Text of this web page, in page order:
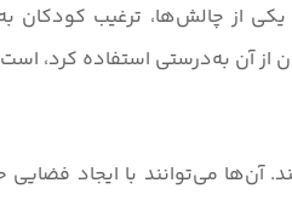
از چالش‌ها، ترغیب
از آن به‌درستی استفاده کرد،
آن‌ها می‌توانند با ایجاد